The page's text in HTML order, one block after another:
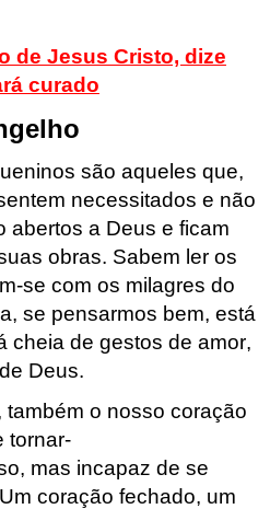
de Jesus Cristo, dize
curado
são aqueles que,
necessitados e não
abertos a Deus e ficam
obras. Sabem ler os
se com os milagres do
se pensarmos bem, está
cheia de gestos de amor,
Deus.
o nosso coração
tornar-
mas incapaz de se
Um coração fechado, um